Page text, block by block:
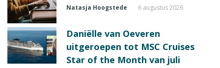
Natasja Hoogstede 6 augustus 2026
Daniëlle van Oeveren
uitgeroepen tot MSC Cruises
Star of the Month van juli